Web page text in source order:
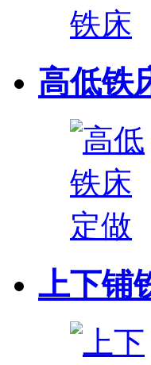
高低铁
上下铺